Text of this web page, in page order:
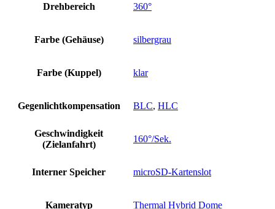
Drehbereich 360°
Farbe (Gehäuse) silbergrau
Farbe (Kuppel) klar
Gegenlichtkompensation BLC, HLC
Geschwindigkeit
(Zielanfahrt)
160°/Sek.
Interner Speicher microSD-Kartenslot
Kameratyp Thermal Hybrid Dome